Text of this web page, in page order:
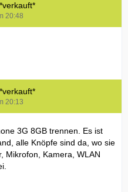
20:48
20:13
3G 8GB trennen. Es ist
alle Knöpfe sind da, wo sie
Mikrofon, Kamera, WLAN